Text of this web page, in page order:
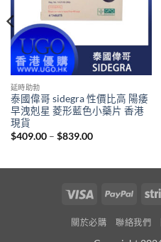
延時助勃
泰國偉哥 sidegra 性價比高 陽痿
早洩剋星 菱形藍色小藥片 香港
現貨
$409.00 – $839.00Price
Visa
關於必購 聯絡我們